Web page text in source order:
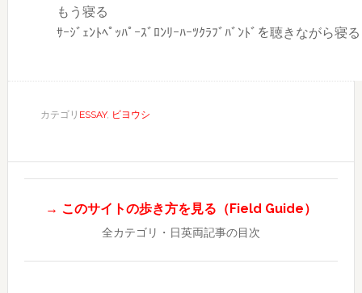
もう寝る
ｻｰｼﾞｪﾝﾄﾍﾟｯﾊﾟｰｽﾞﾛﾝﾘｰﾊｰﾂｸﾗﾌﾞﾊﾞﾝﾄﾞを聴きながら寝
カテゴリ ESSAY, ビヨウシ
→ このサイトの歩き方を見る（Field Guide）
全カテゴリ・日英両記事の目次